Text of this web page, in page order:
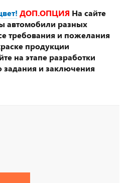
ДОП.ОПЦИЯ На сайте
автомобили разных
требования и пожелания
продукции
на этапе разработки
задания и заключения